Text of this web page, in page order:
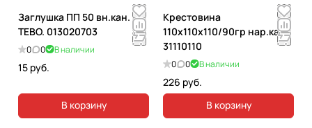
Заглушка ПП 50 вн.кан.
ТЕВО. 013020703
0 0 В наличии
15 руб.
В корзину
Крестовина
110х110х110/90гр нар.кан.
31110110
0 0 В наличии
226 руб.
В корзину